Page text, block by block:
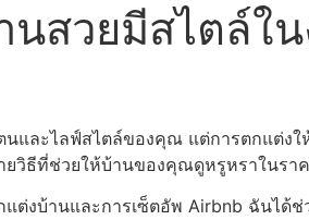
นสวยมีสไตล์ใ
และไลฟ์สไตล์ของคุณ แต่การตกแต่งใ
วิธีที่ช่วยให้บ้านของคุณดูหรูหราในรา
ต่งบ้านและการเซ็ตอัพ Airbnb ฉันได้